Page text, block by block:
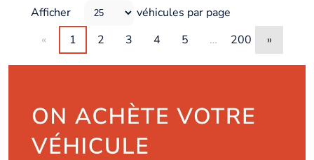
Afficher
véhicules par page
«
1 2 3 4 5 … 200 »